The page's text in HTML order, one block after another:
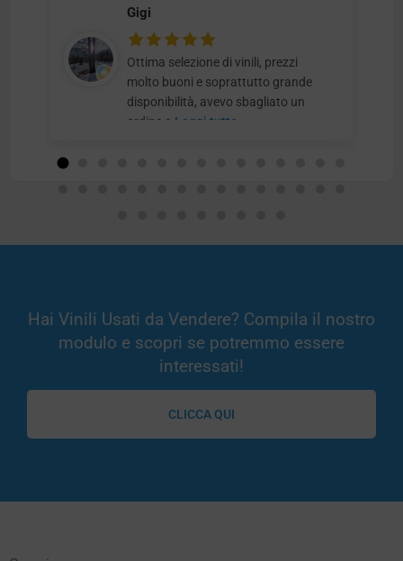
Gigi
Ottima selezione di vinili, prezzi
molto buoni e soprattutto grande
disponibilità, avevo sbagliato un
ordine e Leggi tutto
Hai Vinili Usati da Vendere? Compila il nostro
modulo e scopri se potremmo essere
interessati!
CLICCA QUI